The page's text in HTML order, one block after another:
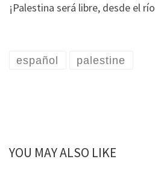
¡Palestina será libre, desde el
español palestine
YOU MAY ALSO LIKE